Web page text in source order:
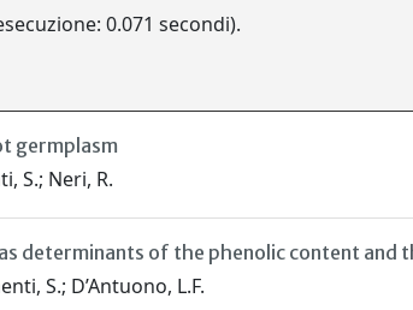
0.071 secondi).
germplasm
S.; Neri, R.
determinants of the phenolic content
S.; D’Antuono, L.F.